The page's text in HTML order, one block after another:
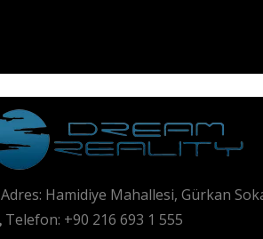
Adres: Hamidiye Mahallesi, Gürkan
Telefon: +90 216 693 1 555